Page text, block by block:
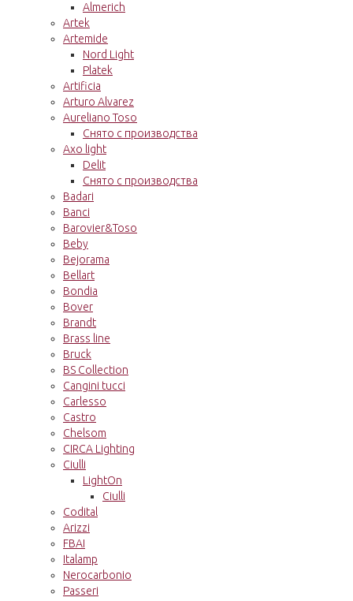
Almerich
Artek
Artemide
Nord Light
Platek
Artificia
Arturo Alvarez
Aureliano Toso
Снято с производства
Axo light
Delit
Снято с производства
Badari
Banci
Barovier&Toso
Beby
Bejorama
Bellart
Bondia
Bover
Brandt
Brass line
Bruck
BS Collection
Cangini tucci
Carlesso
Castro
Chelsom
CIRCA Lighting
Ciulli
LightOn
Ciulli
Codital
Arizzi
FBAI
Italamp
Nerocarbonio
Passeri